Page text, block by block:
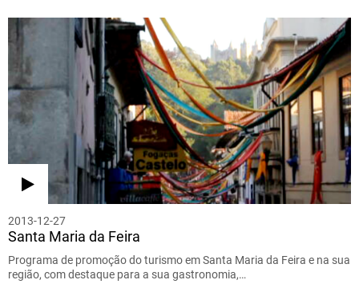
2013-12-27
Santa Maria da Feira
Programa de promoção do turismo em Santa Maria da Feira e na sua
região, com destaque para a sua gastronomia,…